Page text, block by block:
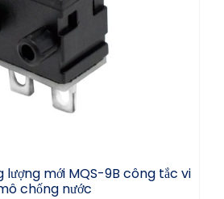
lượng mới MQS-9B công
mô chống nước
lượng mới MQS-9B công tắc vi
chống nước